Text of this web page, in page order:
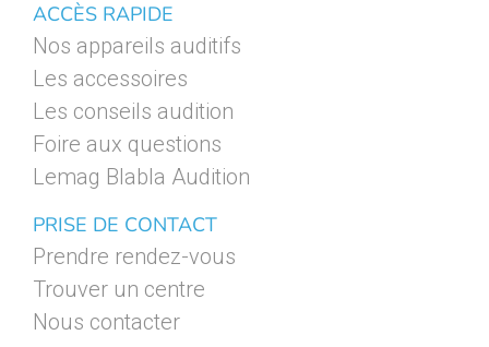
ACCÈS RAPIDE
Nos appareils auditifs
Les accessoires
Les conseils audition
Foire aux questions
Lemag Blabla Audition
PRISE DE CONTACT
Prendre rendez-vous
Trouver un centre
Nous contacter